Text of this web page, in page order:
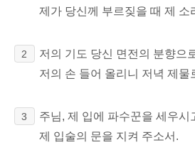
제가 당신께 부르짖을 때 제 소
2
저의 기도 당신 면전의 분향으
저의 손 들어 올리니 저녁 제물
3
주님, 제 입에 파수꾼을 세우시
제 입술의 문을 지켜 주소서.